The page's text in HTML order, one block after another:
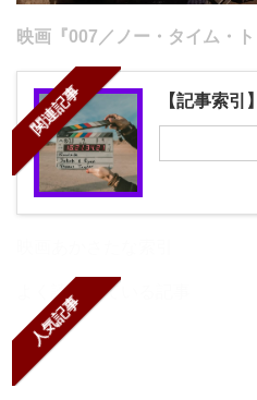
映画『007／ノー・タイム・
関連記事 【記事索引】
人気記事
よく読まれている記事